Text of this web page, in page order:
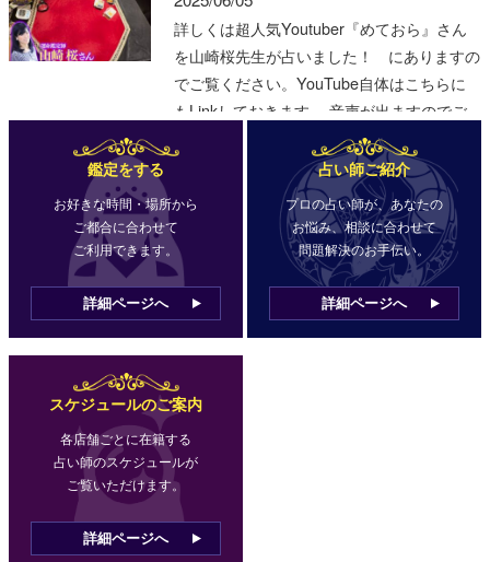
鑑定をする
お好きな時間・場所から
ご都合に合わせて
ご利用できます。
詳細ページへ
占い師ご紹介
プロの占い師が、あなたの
お悩み、相談に合わせて
問題解決のお手伝い。
詳細ページへ
スケジュールのご案内
各店舗ごとに在籍する
占い師のスケジュールが
ご覧いただけます。
詳細ページへ